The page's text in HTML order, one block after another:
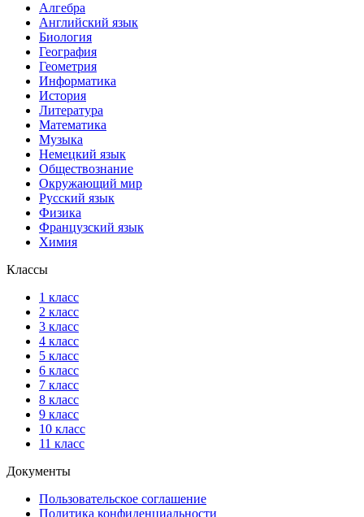
Алгебра
Английский язык
Биология
География
Геометрия
Информатика
История
Литература
Математика
Музыка
Немецкий язык
Обществознание
Окружающий мир
Русский язык
Физика
Французский язык
Химия
Классы
1 класс
2 класс
3 класс
4 класс
5 класс
6 класс
7 класс
8 класс
9 класс
10 класс
11 класс
Документы
Пользовательское соглашение
Политика конфиденциальности